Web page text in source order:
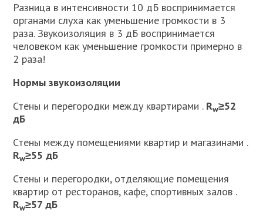
Разница в интенсивности 10 дБ воспринимается
органами слуха как уменьшение громкости в 3
раза. Звукоизоляция в 3 дБ воспринимается
человеком как уменьшение громкости примерно в
2 раза!
Нормы звукоизоляции
Стены и перегородки между квартирами . Rw≥52
дБ
Стены между помещениями квартир и магазинами .
Rw≥55 дБ
Стены и перегородки, отделяющие помещения
квартир от ресторанов, кафе, спортивных залов .
Rw≥57 дБ